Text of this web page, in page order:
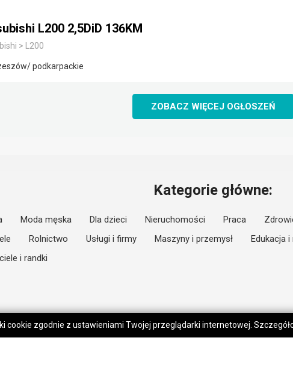
L200 2,5DiD 136KM
> L200
podkarpackie
ZOBACZ WIĘCEJ OGŁOSZEŃ
Kategorie główne:
Moda męska Dla dzieci Nieruchomości Praca
Rolnictwo Usługi i firmy Maszyny i przemysł Edukacja
i randki
cookie zgodnie z ustawieniami Twojej przeglądarki internetowej.